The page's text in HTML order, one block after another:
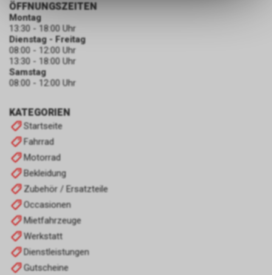
KATEGORIEN
Startseite
Fahrrad
Motorrad
Bekleidung
Zubehör / Ersatzteile
Occasionen
Mietfahrzeuge
Werkstatt
Dienstleistungen
Gutscheine
ÖFFNUNGSZEITEN
Montag
13:30 - 18:00 Uhr
Dienstag - Freitag
08:00 - 12:00 Uhr
13:30 - 18:00 Uhr
Samstag
08:00 - 12:00 Uhr